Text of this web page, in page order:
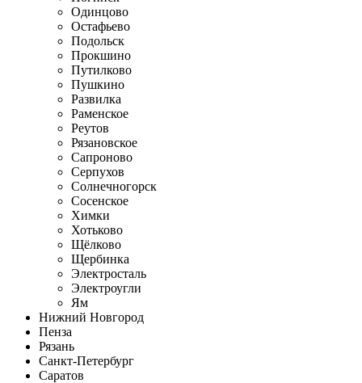
Одинцово
Остафьево
Подольск
Прокшино
Путилково
Пушкино
Развилка
Раменское
Реутов
Рязановское
Сапроново
Серпухов
Солнечногорск
Сосенское
Химки
Хотьково
Щёлково
Щербинка
Электросталь
Электроугли
Ям
Нижний Новгород
Пенза
Рязань
Санкт-Петербург
Саратов